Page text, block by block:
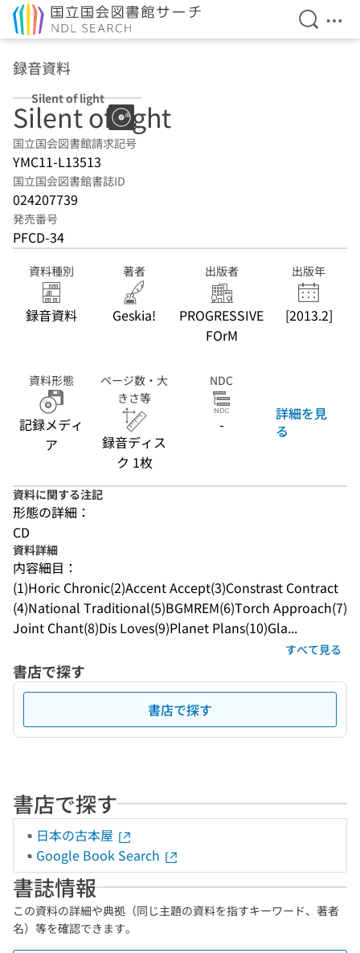
検索を
メ
録音資料
Silent of light
Silent of light
国立国会図書館請求記号
YMC11-L13513
国立国会図書館書誌ID
024207739
発売番号
PFCD-34
資料種別
録音資料
著者
Geskia!
出版者
PROGRESSIVE
FOrM
出版年
[2013.2]
資料形態
記録メディ
ア
ページ数・大
きさ等
録音ディス
ク 1枚
NDC
-
詳細を見
る
資料に関する注記
形態の詳細：
CD
資料詳細
内容細目：
(1)Horic Chronic(2)Accent Accept(3)Constrast Contract
(4)National Traditional(5)BGMREM(6)Torch Approach(7)
Joint Chant(8)Dis Loves(9)Planet Plans(10)Gla...
すべて見る
書店で探す
書店で探す
書店で探す
日本の古本屋
Google Book Search
書誌情報
この資料の詳細や典拠（同じ主題の資料を指すキーワード、著者
名）等を確認できます。